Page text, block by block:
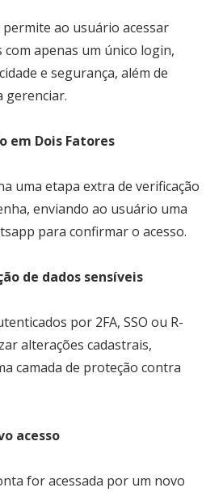
permite ao usuário acessar
apenas um único login,
e segurança, além de
gerenciar.
em Dois Fatores
uma etapa extra de verificação
enviando ao usuário uma
para confirmar o acesso.
de dados sensíveis
por 2FA, SSO ou R-
alterações cadastrais,
camada de proteção contra
acesso
for acessada por um novo